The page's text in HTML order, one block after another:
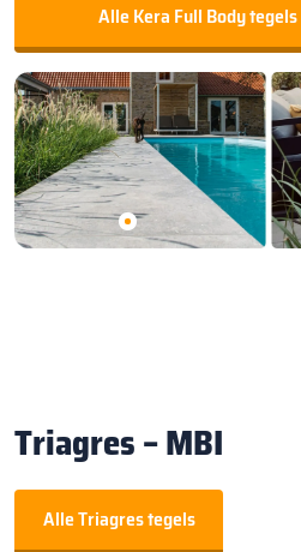
Alle Kera Full Body tegels
Triagres – MBI
Alle Triagres tegels